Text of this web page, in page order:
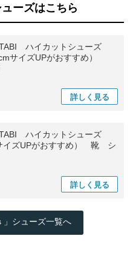
ーズはこちら
ハイカットシューズ
サイズUPがおすすめ）
詳しく 見る
ハイカットシューズ
イズUPがおすすめ） 靴 シ
詳しく 見る
」シューズ一覧へ